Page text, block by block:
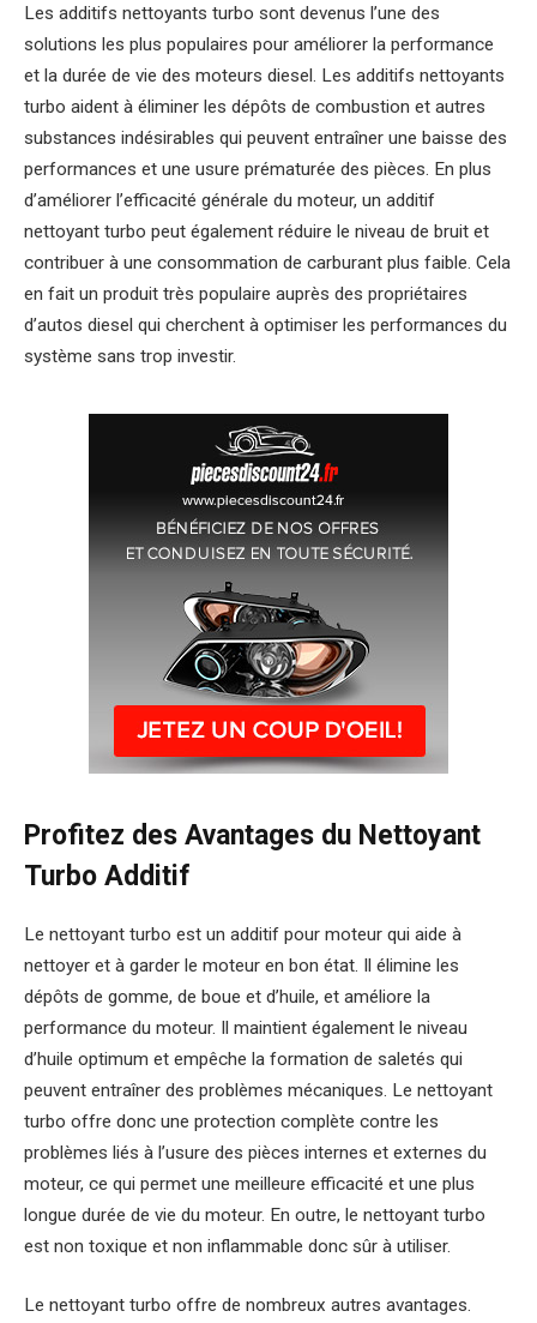
Les additifs nettoyants turbo sont devenus l’une des
solutions les plus populaires pour améliorer la performance
et la durée de vie des moteurs diesel. Les additifs nettoyants
turbo aident à éliminer les dépôts de combustion et autres
substances indésirables qui peuvent entraîner une baisse des
performances et une usure prématurée des pièces. En plus
d’améliorer l’efficacité générale du moteur, un additif
nettoyant turbo peut également réduire le niveau de bruit et
contribuer à une consommation de carburant plus faible. Cela
en fait un produit très populaire auprès des propriétaires
d’autos diesel qui cherchent à optimiser les performances du
système sans trop investir.
Profitez des Avantages du Nettoyant
Turbo Additif
Le nettoyant turbo est un additif pour moteur qui aide à
nettoyer et à garder le moteur en bon état. Il élimine les
dépôts de gomme, de boue et d’huile, et améliore la
performance du moteur. Il maintient également le niveau
d’huile optimum et empêche la formation de saletés qui
peuvent entraîner des problèmes mécaniques. Le nettoyant
turbo offre donc une protection complète contre les
problèmes liés à l’usure des pièces internes et externes du
moteur, ce qui permet une meilleure efficacité et une plus
longue durée de vie du moteur. En outre, le nettoyant turbo
est non toxique et non inflammable donc sûr à utiliser.
Le nettoyant turbo offre de nombreux autres avantages.